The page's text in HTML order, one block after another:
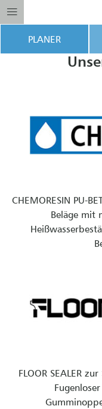
PLANER
CHEMORESIN PU-
Beläge mit
FLOOR SEALER